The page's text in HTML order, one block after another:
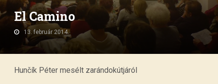
El Camino
13. február 2014.
Hunčík Péter mesélt zarándokútjáról